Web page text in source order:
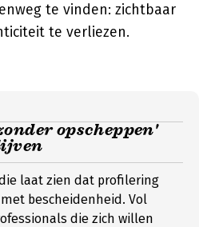
te vinden: zichtbaar
te verliezen.
opscheppen'
laat zien dat profilering
bescheidenheid. Vol
die zich willen